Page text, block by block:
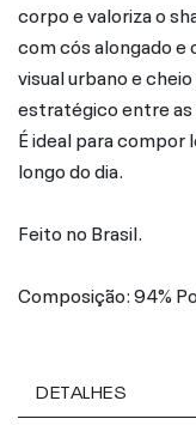
corpo e valoriza o
com cós alongado
visual urbano e
estratégico entre as
É ideal para
longo do dia.
Feito no Brasil.
Composição: 94%
DETALHES